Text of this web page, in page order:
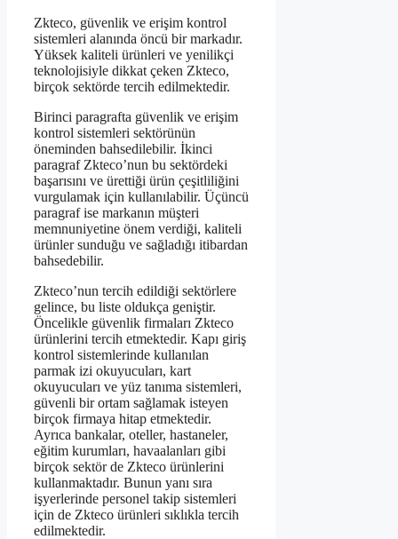
Zkteco, güvenlik ve erişim kontrol
sistemleri alanında öncü bir markadır.
Yüksek kaliteli ürünleri ve yenilikçi
teknolojisiyle dikkat çeken Zkteco,
birçok sektörde tercih edilmektedir.
Birinci paragrafta güvenlik ve erişim
kontrol sistemleri sektörünün
öneminden bahsedilebilir. İkinci
paragraf Zkteco’nun bu sektördeki
başarısını ve ürettiği ürün çeşitliliğini
vurgulamak için kullanılabilir. Üçüncü
paragraf ise markanın müşteri
memnuniyetine önem verdiği, kaliteli
ürünler sunduğu ve sağladığı itibardan
bahsedebilir.
Zkteco’nun tercih edildiği sektörlere
gelince, bu liste oldukça geniştir.
Öncelikle güvenlik firmaları Zkteco
ürünlerini tercih etmektedir. Kapı giriş
kontrol sistemlerinde kullanılan
parmak izi okuyucuları, kart
okuyucuları ve yüz tanıma sistemleri,
güvenli bir ortam sağlamak isteyen
birçok firmaya hitap etmektedir.
Ayrıca bankalar, oteller, hastaneler,
eğitim kurumları, havaalanları gibi
birçok sektör de Zkteco ürünlerini
kullanmaktadır. Bunun yanı sıra
işyerlerinde personel takip sistemleri
için de Zkteco ürünleri sıklıkla tercih
edilmektedir.